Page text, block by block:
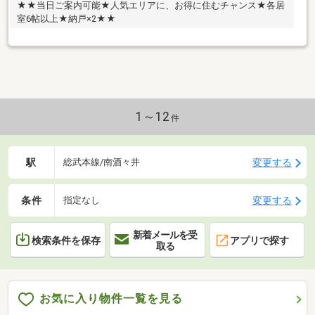
★★当日ご案内可能★人気エリアに、お得に住むチャンス★各居
室6帖以上★納戸×2★★
1～12 件
駅 総武本線/南酒々井 変更する
条件 指定なし 変更する
検索条件を保存
新着メールを受
取る
アプリで探す
お気に入り物件一覧を見る